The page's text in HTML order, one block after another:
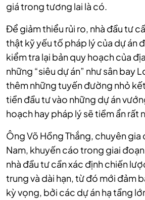
giá trong tương lai là có.
Để giảm thiểu rủi ro, nhà đầu tư
thật kỹ yếu tố pháp lý của dự án
kiểm tra lại bản quy hoạch của
những “siêu dự án” như sân bay
thêm những tuyến đường nhỏ
tiền đầu tư vào những dự án
hoạch hay pháp lý sẽ tiềm ẩn rất
Ông Võ Hồng Thắng, chuyên gia
Nam, khuyến cáo trong giai
nhà đầu tư cần xác định chiến
trung và dài hạn, từ đó mới đảm
kỳ vọng, bởi các dự án hạ tầng